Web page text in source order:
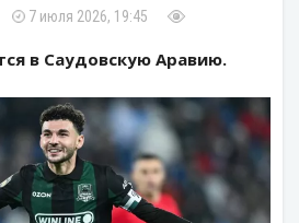
7 июля 2026, 19:45
в Саудовскую Аравию.